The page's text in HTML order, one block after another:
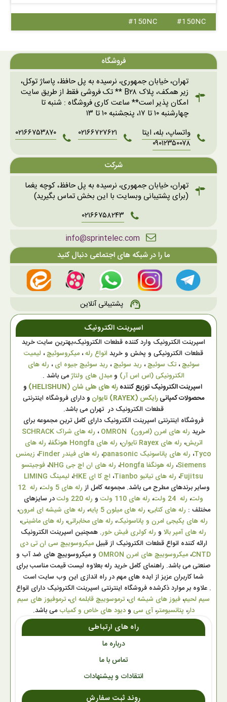
#150NC
#150NC
فروشگاه
تهران، خیابان جمهوری، نرسیده به پل حافظ، پاساژ توکل،
زیر همکف، پلاک B۲۸ ** تک فروشی فقط از طریق سایت
امکان پذیر است** ساعت کاری فروشگاه : شنبه تا
چهارشنبه ۱۰ تا ۱۷، پنجشنبه ۱۰ تا ۱۳
واتساپ، بله، ایتا
۰۹۰۱۲۳۵۰۰۷۸
۰۲۱۶۶۷۲۷۶۲۱ ۰۲۱۶۶۷۵۳۸۷۰
شرکت
تهران، خیابان جمهوری، نرسیده به پل حافظ، کوچه یغما
(برای پشتیبانی وبسایت با این بخش تماس بگیرید)
۰۲۱۶۶۷۵۸۲۴۳
info@sprintelec.com
ما را در شبکه های اجتماعی دنبال کنید
support_agent
پشتیبانی آنلاین
اسپرینت الکترونیک
اسپرینت الکترونیک وارد کننده قطعات الکترونیک،بهترین سایت خرید
قطعات الکترونیکی و پخش و خرید انواع رله،میکروسوئیچ، لیمیت
سوئیچ،تک سوئیچ، رید سوئیچ، رید سوئیچ جیوه ای، رله های
الکترونیکی (اس اس آر) ومبدل های ولتاژمی باشد .
اسپرینت الکترونیک توزیع کنندهرله های هلی شان (HELISHUN)
و
محصولات کمپانیرایکس (RAYEX) تایوان ودارای فروشگاه اینترنتی
قطعات الکترونیک در تهران می باشد.
فروشگاه اینترنتی اسپرینت الکترونیک دارای کامل ترین مجموعه برای
خرید رله های امرن (امرون) OMRON ،
رله های شراک SCHRACK
اتریش، رله های Rayex تایوان ، رله های Hongfa هونگفا ، رله های
Tyco، رله های پاناسونیک panasonic ، رله های فیندر Finder ، زیمنس
Siemens، رله هونگفا Hongfa ، رله های ان اچ جی NHG ،فوجیتسو
Fujitsu، رله های تیانبو Tianbo ، اچ کا ای HKE ، لیمینگ LIMING
وسایر برندهای مطرح می باشد. مجموعه کامل از رله های 5 ولت ،
رله 12
ولت، رله 24 ولت ، رله های 110 ولت و رله 220 ولت
در سایزهای
مختلف : رله های کتابی، رله های میلون 5 پایه ، رله های شیشه ای امرون،
رله های پکیجی امرن و پاناسونیک، رله های مخابراتی، رله های ماشینی،
رله های آمپر بالا و رله کولری فیش خور. همچنین اسپرینت الکترونیک
ارائه کننده انواع قطعات الکترونیک از قبیلمیکروسوییچ سی ان تی دی
CNTD،میکروسوییچ های امرن OMRON
و میکروسوییچ های ضد آب و
صنعتی می باشد. راهنمای کامل خرید رله بعلاوه لیست قیمت مناسب برای
شما کاربران عزیز از ایده های مهم در راه اندازی این وب سایت است
. علاوه بر موارد ذکرشده فروشگاه اینترنتی اسپرینت الکترونیک دارای انواع
سیم لحیم، فیوز های شیشه ای، ترموسوییچ قابلمه ای، ترموفیوز های سیم
دار، پتانسیومتر،آی سی ودیود های خاص و کمیابمی باشد.
راه های ارتباطی
درباره ما
تماس با ما
انتقادات و پیشنهادات
روند ثبت سفارش